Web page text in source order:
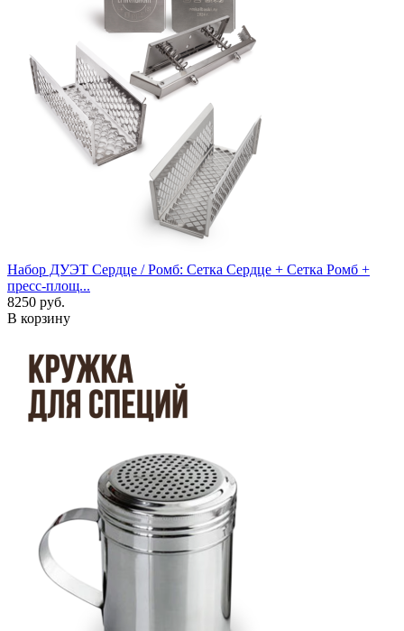
Набор ДУЭТ Сердце / Ромб: Сетка Сердце + Сетка Ромб +
пресс-площ...
8250 руб.
В корзину